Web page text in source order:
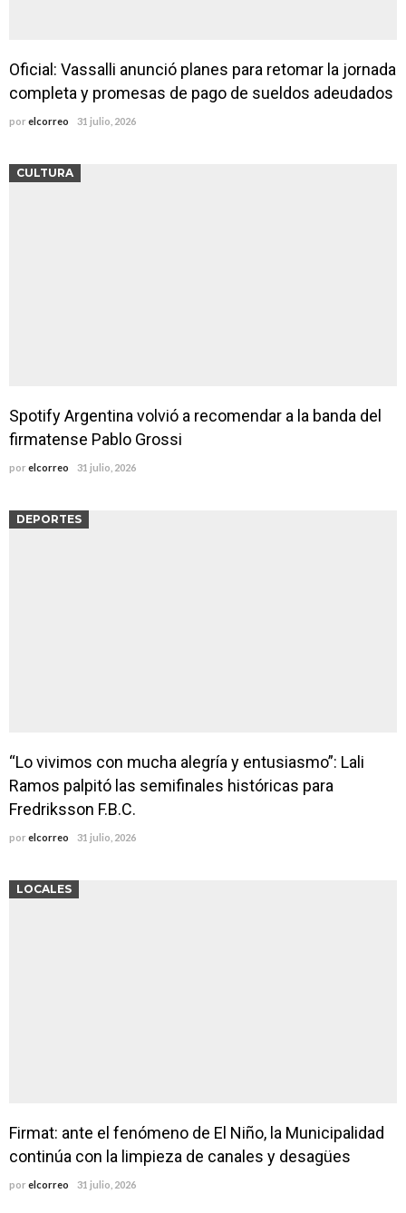
Oficial: Vassalli anunció planes para retomar la jornada
completa y promesas de pago de sueldos adeudados
por elcorreo 31 julio, 2026
CULTURA
Spotify Argentina volvió a recomendar a la banda del
firmatense Pablo Grossi
por elcorreo 31 julio, 2026
DEPORTES
“Lo vivimos con mucha alegría y entusiasmo”: Lali
Ramos palpitó las semifinales históricas para
Fredriksson F.B.C.
por elcorreo 31 julio, 2026
LOCALES
Firmat: ante el fenómeno de El Niño, la Municipalidad
continúa con la limpieza de canales y desagües
por elcorreo 31 julio, 2026